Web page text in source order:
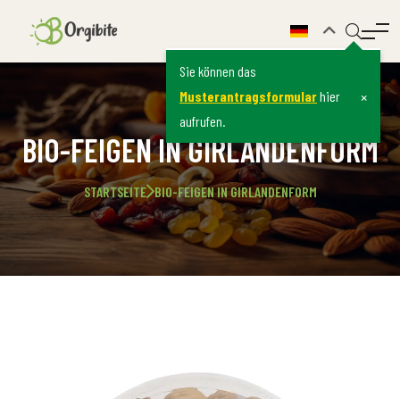
Sie können das
Musterantragsformularhier
aufrufen.
×
BIO-FEIGEN IN GIRLANDENFORM
STARTSEITE BIO-FEIGEN IN GIRLANDENFORM